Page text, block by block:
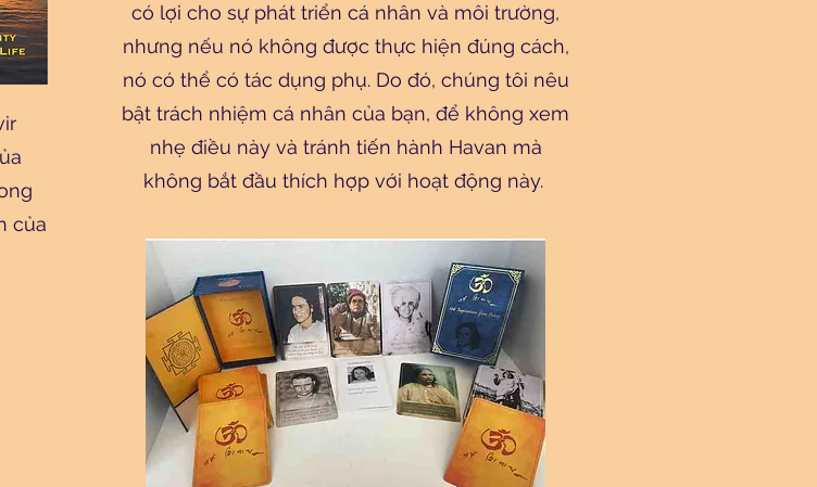
của
có lợi cho sự phát triển cá nhân và môi trường,
nhưng nếu nó không được thực hiện đúng cách,
nó có thể có tác dụng phụ. Do đó, chúng tôi nêu
bật trách nhiệm cá nhân của bạn, để không xem
nhẹ điều này và tránh tiến hành Havan mà
không bắt đầu thích hợp với hoạt động này.